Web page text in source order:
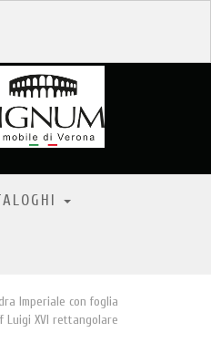
Imperiale con foglia
Luigi XVI rettangolare